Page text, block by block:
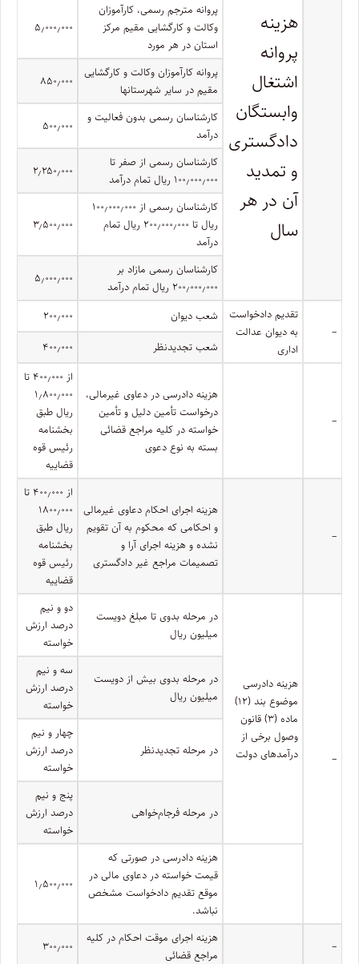
هزینه
پروانه
اشتغال
وابستگان
دادگستری
و تمدید
آن در هر
سال
پروانه مترجم رسمی، کارآموزان
وکالت و کارگشایی مقیم مرکز
استان در هر مورد
۵٫۰۰۰٫۰۰۰
پروانه کارآموزان وکالت و کارگشایی
مقیم در سایر شهرستانها
۸۵۰٫۰۰۰
کارشناسان رسمی بدون فعالیت و
درآمد
۵۰۰٫۰۰۰
کارشناسان رسمی از صفر تا
۱۰۰٫۰۰۰٫۰۰۰ ریال تمام درآمد
۲٫۲۵۰٫۰۰۰
کارشناسان رسمی از ۱۰۰٫۰۰۰٫۰۰۰
ریال تا ۲۰۰٫۰۰۰٫۰۰۰ ریال تمام
درآمد
۳٫۵۰۰٫۰۰۰
کارشناسان رسمی مازاد بر
۲۰۰٫۰۰۰٫۰۰۰ ریال تمام درآمد
۵٫۰۰۰٫۰۰۰
–
تقدیم دادخواست
به دیوان عدالت
اداری
شعب دیوان
۲۰۰٫۰۰۰
شعب تجدیدنظر
۴۰۰٫۰۰۰
–
هزینه دادرسی در دعاوی غیرمالی،
درخواست تأمین دلیل و تأمین
خواسته در کلیه مراجع قضائی
بسته به نوع دعوی
از ۴۰۰٫۰۰۰ تا
۱٫۸۰۰٫۰۰۰
ریال طبق
بخشنامه
رئیس قوه
قضاییه
–
هزینه اجرای احکام دعاوی غیرمالی
و احکامی که محکوم به آن تقویم
نشده و هزینه اجرای آرا و
تصمیمات مراجع غیر دادگستری
از ۴۰۰٫۰۰۰ تا
۱۸۰۰٫۰۰۰
ریال طبق
بخشنامه
رئیس قوه
قضاییه
–
هزینه دادرسی
موضوع بند (۱۲)
ماده (۳) قانون
وصول برخی از
درآمدهای دولت
در مرحله بدوی تا مبلغ دویست
میلیون ریال
دو و نیم
درصد ارزش
خواسته
در مرحله بدوی بیش از دویست
میلیون ریال
سه و نیم
درصد ارزش
خواسته
در مرحله تجدیدنظر
چهار و نیم
درصد ارزش
خواسته
در مرحله فرجام‌خواهی
پنج و نیم
درصد ارزش
خواسته
هزینه دادرسی در صورتی که
قیمت خواسته در دعاوی مالی در
موقع تقدیم دادخواست مشخص
نباشد.
۱٫۵۰۰٫۰۰۰
–
هزینه اجرای موقت احکام در کلیه
مراجع قضائی
۳۰۰٫۰۰۰